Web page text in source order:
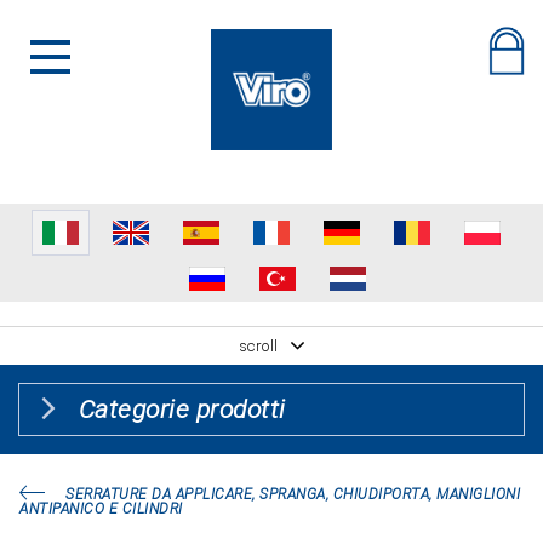
scroll
Categorie prodotti
SERRATURE DA APPLICARE, SPRANGA, CHIUDIPORTA, MANIGLIONI
ANTIPANICO E CILINDRI